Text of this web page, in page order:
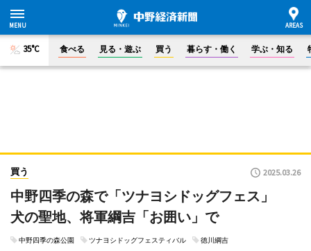
35°C 食べる 見る・遊ぶ 買う 暮らす・働く 学ぶ・知る
買う 2025.03.26
中野四季の森で「ツナヨシドッグフェス」
犬の聖地、将軍綱吉「お囲い」で
中野四季の森公園 ツナヨシドッグフェスティバル 徳川綱吉